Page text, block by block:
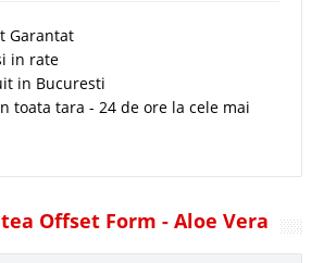
Garantat
in rate
in Bucuresti
toata tara - 24 de ore la cele mai
Offset Form - Aloe Vera